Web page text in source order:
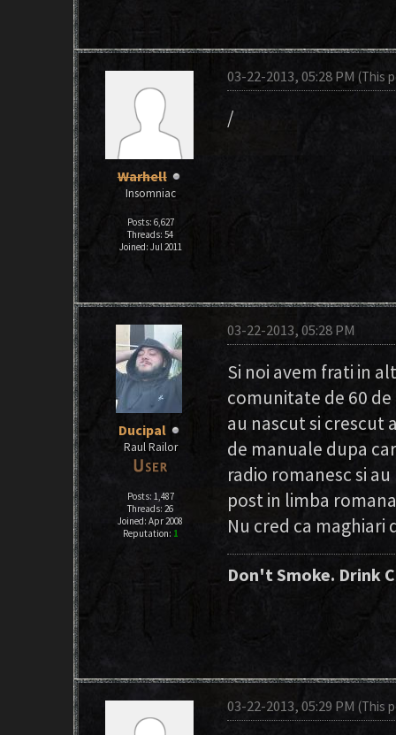
Warhell
Insomniac
Posts: 6,627
Threads: 54
Joined: Jul 2011
03-22-2013, 05:28 PM(This
/
Ducipal
Raul Railor
Posts: 1,487
Threads: 26
Joined: Apr 2008
Reputation: 1
03-22-2013, 05:28 PM
Si noi avem frati in
comunitate de 60
au nascut si crescut
de manuale dupa
radio romanesc si
post in limba
Nu cred ca maghiari
Don't Smoke. Drink
03-22-2013, 05:29 PM(This